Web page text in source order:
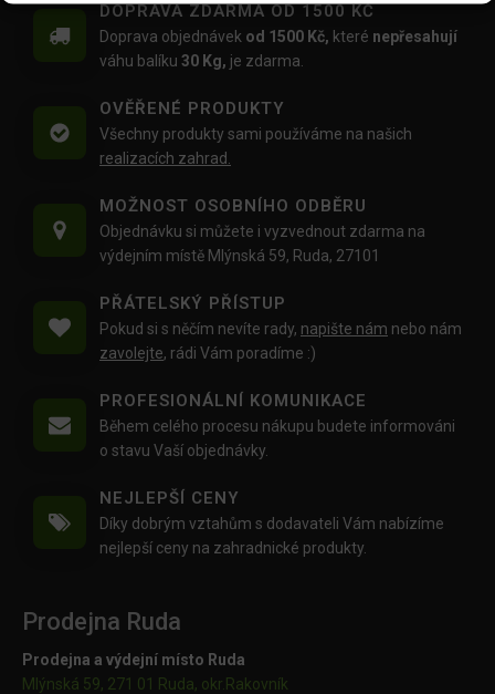
DOPRAVA ZDARMA OD 1500 KČ
Doprava objednávek od 1500 Kč, které nepřesahují
váhu balíku 30 Kg, je zdarma.
OVĚŘENÉ PRODUKTY
Všechny produkty sami používáme na našich
realizacích zahrad.
MOŽNOST OSOBNÍHO ODBĚRU
Objednávku si můžete i vyzvednout zdarma na
výdejním místě Mlýnská 59, Ruda, 27101
PŘÁTELSKÝ PŘÍSTUP
Pokud si s něčím nevíte rady, napište nám nebo nám
zavolejte, rádi Vám poradíme :)
PROFESIONÁLNÍ KOMUNIKACE
Během celého procesu nákupu budete informováni
o stavu Vaší objednávky.
NEJLEPŠÍ CENY
Díky dobrým vztahům s dodavateli Vám nabízíme
nejlepší ceny na zahradnické produkty.
Prodejna Ruda
Prodejna a výdejní místo Ruda
Mlýnská 59, 271 01 Ruda, okr.Rakovník